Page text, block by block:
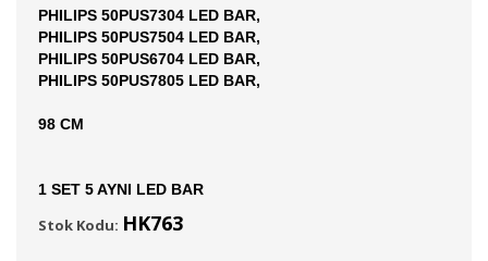
PHILIPS 50PUS7304 LED BAR,
PHILIPS 50PUS7504 LED BAR,
PHILIPS 50PUS6704 LED BAR,
PHILIPS 50PUS7805 LED BAR,
98 CM
1 SET 5 AYNI LED BAR
Stok Kodu: HK763